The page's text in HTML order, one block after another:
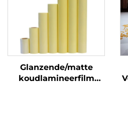
Glanzende/matte
koudlamineerfilm